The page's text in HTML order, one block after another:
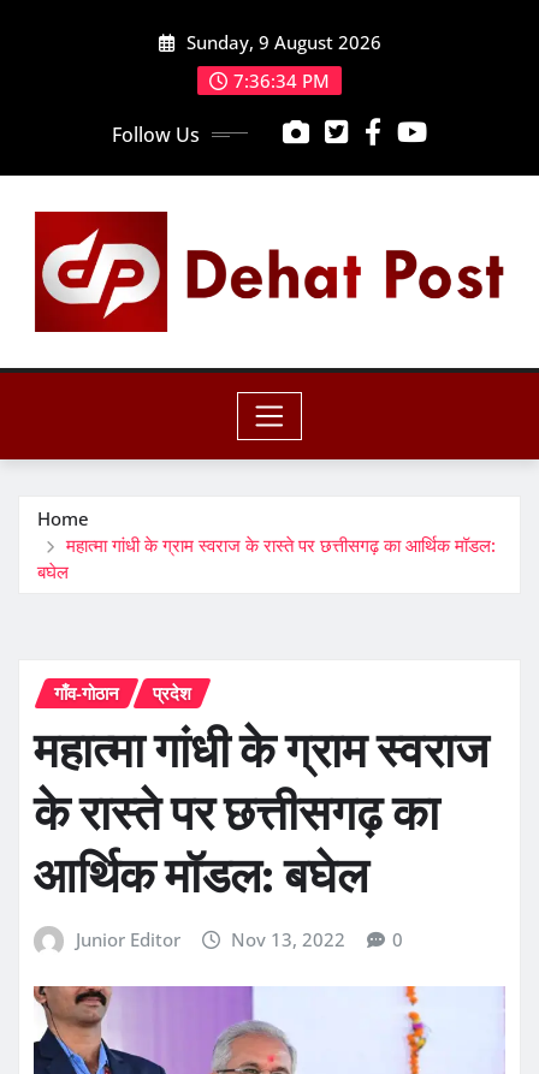
Sunday, 9 August 2026
7:36:35 PM
Follow Us
Home
महात्मा गांधी के ग्राम स्वराज के रास्ते पर छत्तीसगढ़ का आर्थिक मॉडल:
बघेल
गाँव-गोठान प्रदेश
महात्मा गांधी के ग्राम स्वराज
के रास्ते पर छत्तीसगढ़ का
आर्थिक मॉडल: बघेल
Junior Editor Nov 13, 2022 0